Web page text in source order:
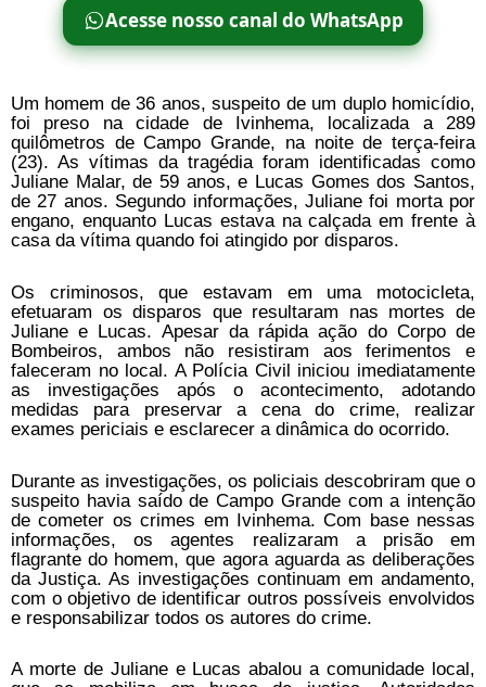
Acesse nosso canal do WhatsApp
Um homem de 36 anos, suspeito de um duplo homicídio,
foi preso na cidade de Ivinhema, localizada a 289
quilômetros de Campo Grande, na noite de terça-feira
(23). As vítimas da tragédia foram identificadas como
Juliane Malar, de 59 anos, e Lucas Gomes dos Santos,
de 27 anos. Segundo informações, Juliane foi morta por
engano, enquanto Lucas estava na calçada em frente à
casa da vítima quando foi atingido por disparos.
Os criminosos, que estavam em uma motocicleta,
efetuaram os disparos que resultaram nas mortes de
Juliane e Lucas. Apesar da rápida ação do Corpo de
Bombeiros, ambos não resistiram aos ferimentos e
faleceram no local. A Polícia Civil iniciou imediatamente
as investigações após o acontecimento, adotando
medidas para preservar a cena do crime, realizar
exames periciais e esclarecer a dinâmica do ocorrido.
Durante as investigações, os policiais descobriram que o
suspeito havia saído de Campo Grande com a intenção
de cometer os crimes em Ivinhema. Com base nessas
informações, os agentes realizaram a prisão em
flagrante do homem, que agora aguarda as deliberações
da Justiça. As investigações continuam em andamento,
com o objetivo de identificar outros possíveis envolvidos
e responsabilizar todos os autores do crime.
A morte de Juliane e Lucas abalou a comunidade local,